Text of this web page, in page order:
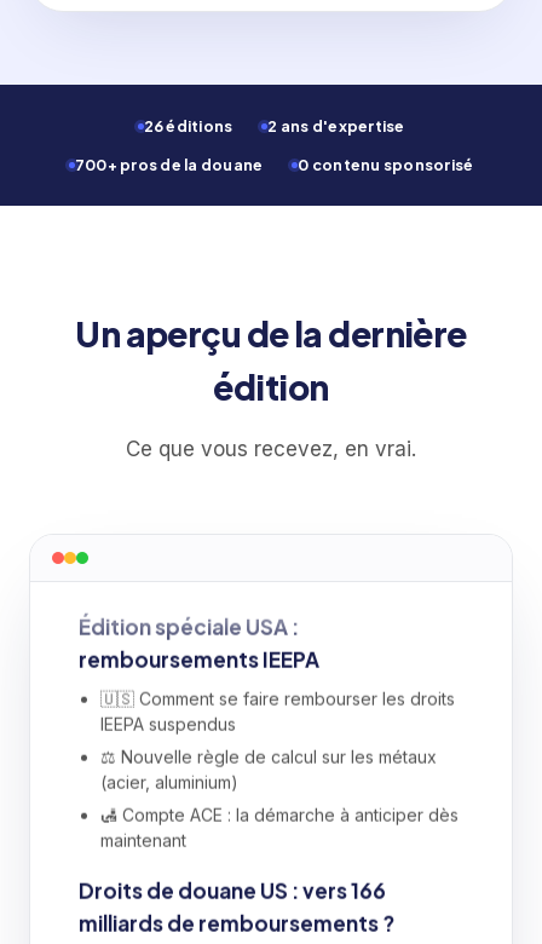
26 éditions
2 ans d'expertise
700+ pros de la douane
0 contenu sponsorisé
Un aperçu de la dernière
édition
Ce que vous recevez, en vrai.
Édition spéciale USA :
remboursements IEEPA
🇺🇸 Comment se faire rembourser les droits
IEEPA suspendus
⚖️ Nouvelle règle de calcul sur les métaux
(acier, aluminium)
🛃 Compte ACE : la démarche à anticiper dès
maintenant
Droits de douane US : vers 166
milliards de remboursements ?